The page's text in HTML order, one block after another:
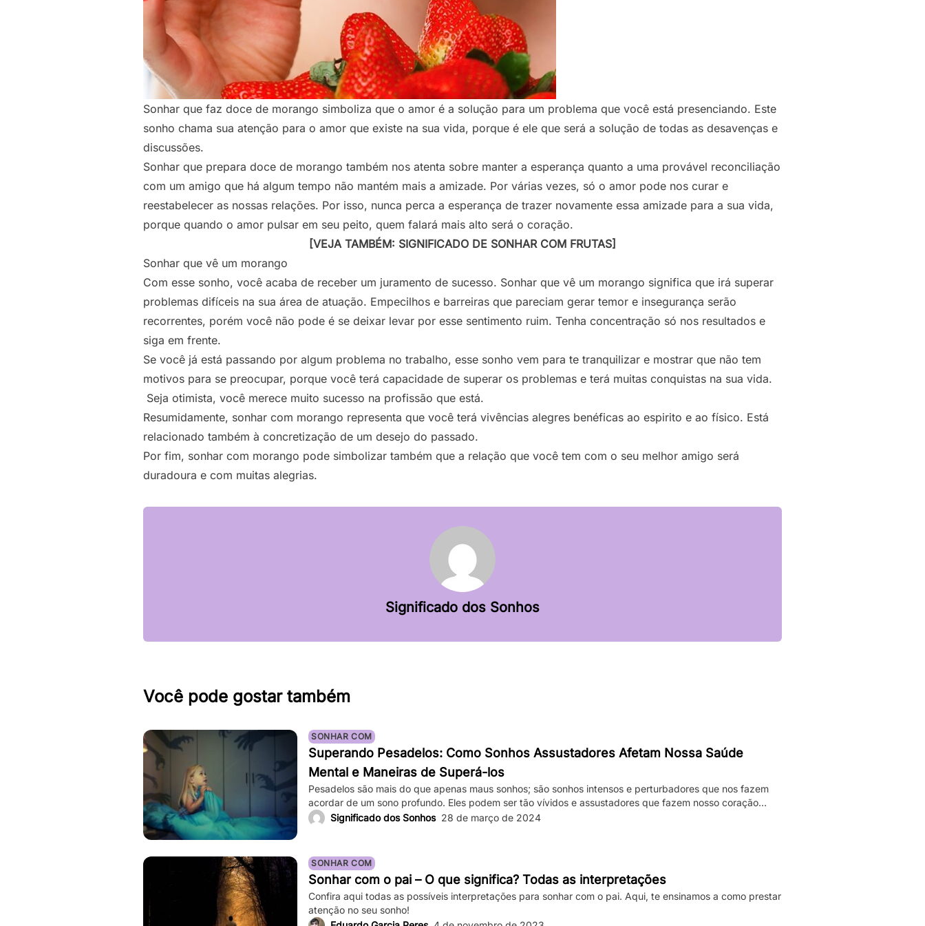
Sonhar que faz doce de morango simboliza que o amor é a solução para um problema que você está presenciando. Este
sonho chama sua atenção para o amor que existe na sua vida, porque é ele que será a solução de todas as desavenças e
discussões.
Sonhar que prepara doce de morango também nos atenta sobre manter a esperança quanto a uma provável reconciliação
com um amigo que há algum tempo não mantém mais a amizade. Por várias vezes, só o amor pode nos curar e
reestabelecer as nossas relações. Por isso, nunca perca a esperança de trazer novamente essa amizade para a sua vida,
porque quando o amor pulsar em seu peito, quem falará mais alto será o coração.
[VEJA TAMBÉM: SIGNIFICADO DE SONHAR COM FRUTAS]
Sonhar que vê um morango
Com esse sonho, você acaba de receber um juramento de sucesso. Sonhar que vê um morango significa que irá superar
problemas difíceis na sua área de atuação. Empecilhos e barreiras que pareciam gerar temor e insegurança serão
recorrentes, porém você não pode é se deixar levar por esse sentimento ruim. Tenha concentração só nos resultados e
siga em frente.
Se você já está passando por algum problema no trabalho, esse sonho vem para te tranquilizar e mostrar que não tem
motivos para se preocupar, porque você terá capacidade de superar os problemas e terá muitas conquistas na sua vida.
Seja otimista, você merece muito sucesso na profissão que está.
Resumidamente, sonhar com morango representa que você terá vivências alegres benéficas ao espirito e ao físico. Está
relacionado também à concretização de um desejo do passado.
Por fim, sonhar com morango pode simbolizar também que a relação que você tem com o seu melhor amigo será
duradoura e com muitas alegrias.
Significado dos Sonhos
Você pode gostar também
SONHAR COM
Superando Pesadelos: Como Sonhos Assustadores Afetam Nossa Saúde
Mental e Maneiras de Superá-los
Pesadelos são mais do que apenas maus sonhos; são sonhos intensos e perturbadores que nos fazem
acordar de um sono profundo. Eles podem ser tão vívidos e assustadores que fazem nosso coração
bater forte, e a sensação de medo persiste mesmo depois de acordarmos. Enquanto pesadelos
Significado dos Sonhos 28 de março de 2024
SONHAR COM
Sonhar com o pai – O que significa? Todas as interpretações
Confira aqui todas as possíveis interpretações para sonhar com o pai. Aqui, te ensinamos a como prestar
atenção no seu sonho!